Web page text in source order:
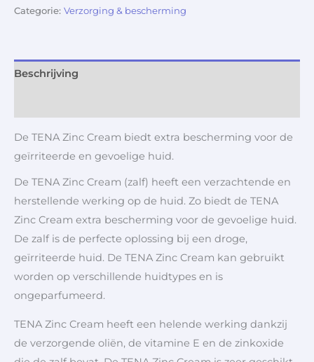
Categorie: Verzorging & bescherming
Beschrijving
De TENA Zinc Cream biedt extra bescherming voor de
geïrriteerde en gevoelige huid.
De TENA Zinc Cream (zalf) heeft een verzachtende en
herstellende werking op de huid. Zo biedt de TENA
Zinc Cream extra bescherming voor de gevoelige huid.
De zalf is de perfecte oplossing bij een droge,
geïrriteerde huid. De TENA Zinc Cream kan gebruikt
worden op verschillende huidtypes en is
ongeparfumeerd.
TENA Zinc Cream heeft een helende werking dankzij
de verzorgende oliën, de vitamine E en de zinkoxide